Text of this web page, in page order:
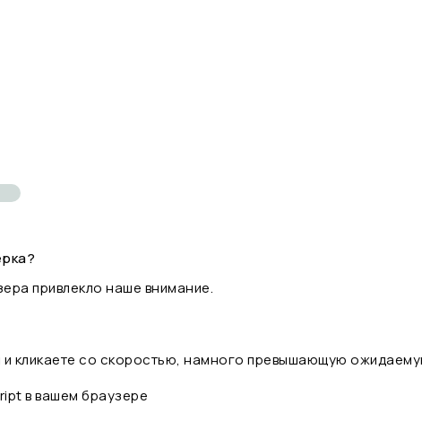
привлекло наше внимание.
кликаете со скоростью, намного превышающую
в вашем браузере